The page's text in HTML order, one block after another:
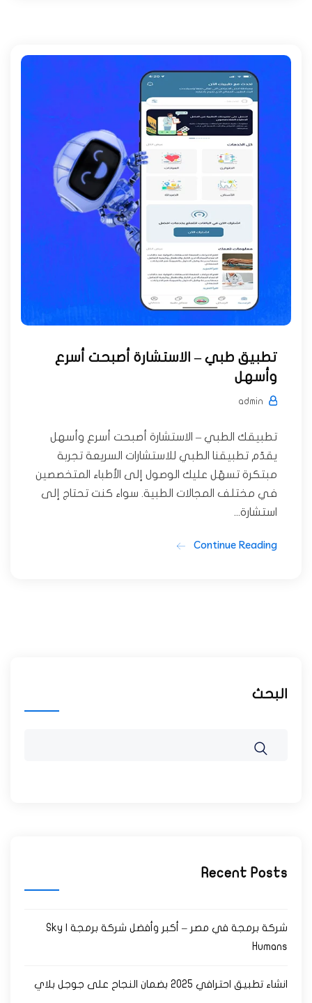
تطبيق طبي – الاستشارة أصبحت أسرع
وأسهل
تطبيقك الطبي – الاستشارة أصبحت أسرع وأسهل
يقدّم تطبيقنا الطبي للاستشارات السريعة تجربة
مبتكرة تسهّل عليك الوصول إلى الأطباء المتخصصين
في مختلف المجالات الطبية. سواء كنت تحتاج إلى
استشارة...
Continue Reading
البحث
Recent Posts
شركة برمجة في مصر – أكبر وأفضل شركة برمجة | Sky
Humans
انشاء تطبيق احترافي 2025 بضمان النجاح على جوجل بلاي